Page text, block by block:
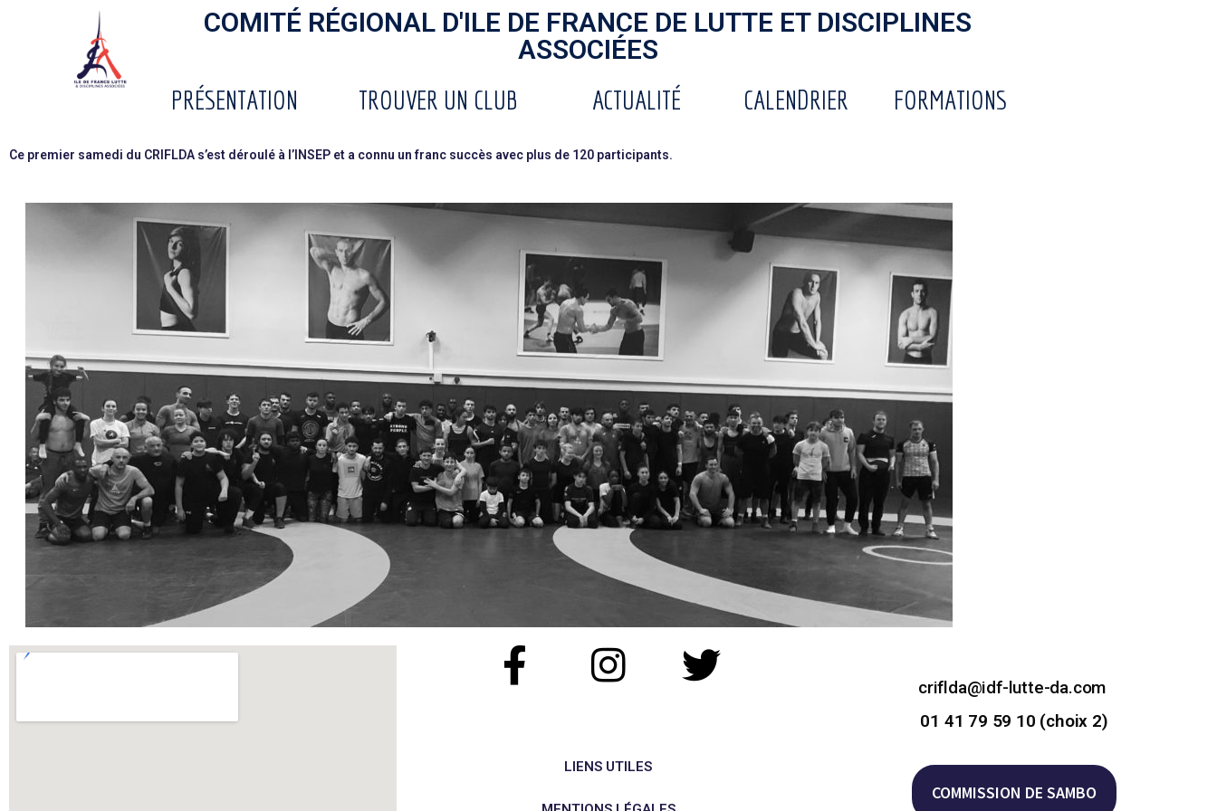
COMITÉ RÉGIONAL D'ILE DE FRANCE DE LUTTE ET DISCIPLINES
ASSOCIÉES
PRÉSENTATION TROUVER UN CLUB ACTUALITÉ CALENDRIER FORMATIONS
Ce premier samedi du CRIFLDA s’est déroulé à l’INSEP et a connu un franc succès avec plus de 120 participants.
LIENS UTILES
criflda@idf-lutte-da.com
01 41 79 59 10 (choix 2)
COMMISSION DE SAMBO